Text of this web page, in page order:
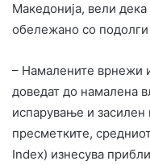
Македонија, вели
обележано со
– Намалените врнежи
доведат до намалена
испарување и
пресметките,
Index) изнесува